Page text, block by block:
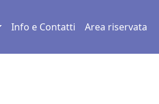
Info e Contatti Area riservata